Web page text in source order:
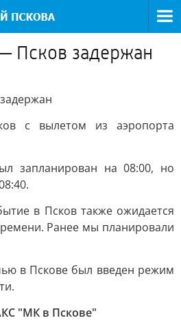
Псков задержан
с вылетом из аэропорта
запланирован на 08:00, но
в Псков также ожидается
Ранее мы планировали
в Пскове был введен режим
"МК в Пскове"